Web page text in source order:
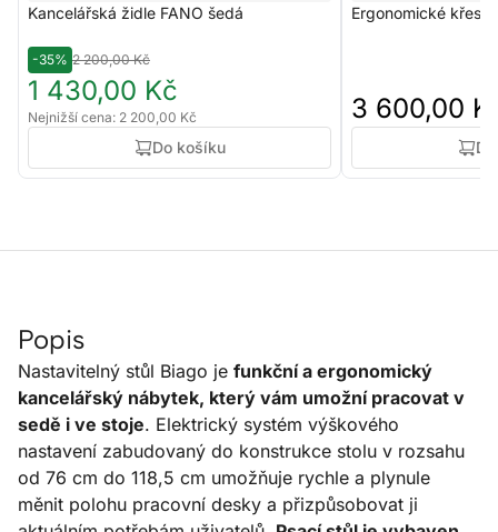
Kancelářská židle FANO šedá
-35% 2 200,00 Kč
1 430,00 Kč
Nejnižší cena: 2 200,00 Kč
Do košíku
Ergonomické
3 600,00
Popis
Nastavitelný stůl Biago je funkční a ergonomický
kancelářský nábytek, který vám umožní pracovat v
sedě i ve stoje. Elektrický systém výškového
nastavení zabudovaný do konstrukce stolu v rozsahu
od 76 cm do 118,5 cm umožňuje rychle a plynule
měnit polohu pracovní desky a přizpůsobovat ji